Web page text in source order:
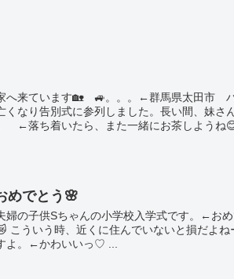
へ来ています🏡 🚙。。。←群馬県太田市
くなり告別式に参列しました。長い間、妹さ
←落ち着いたら、また一緒にお茶しようね
めでとう🌸
婦の子供Sちゃんの小学校入学式です。←お
こういう時、近くに住んでいないと損だよ
よ。←かわいいっ♡ ...